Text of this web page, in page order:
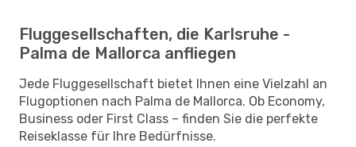
Fluggesellschaften, die Karlsruhe -
Palma de Mallorca anfliegen
Jede Fluggesellschaft bietet Ihnen eine Vielzahl an
Flugoptionen nach Palma de Mallorca. Ob Economy,
Business oder First Class – finden Sie die perfekte
Reiseklasse für Ihre Bedürfnisse.